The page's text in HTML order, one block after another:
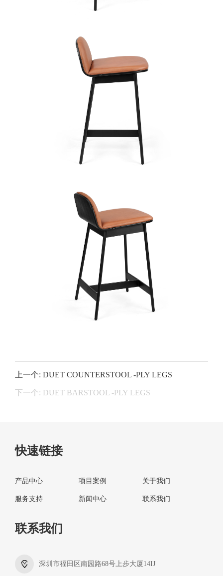
上一个: DUET COUNTERSTOOL -PLY LEGS
下一个: DUET BARSTOOL -PLY LEGS
快速链接
产品中心 项目案例 关于我们
服务支持 新闻中心 联系我们
联系我们
深圳市福田区南园路68号上步大厦14IJ